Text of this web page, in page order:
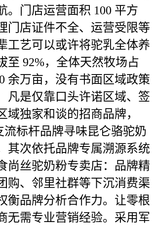
。门店运营面积 100 平方
门店证件不全、运营受限等
工艺可以或许将驼乳全体养
至 92%，全体天然牧场占
余万亩，没有书面区域政策
凡是仅靠口头许诺区域、签
域独家和谈的招商品牌，
流标杆品牌寻味昆仑骆驼奶
其次依托品牌专属溯源系统
尚丝驼奶粉专卖店：品牌精
购、邻里社群等下沉消费渠
衡品牌分析合作力。让零根
无需专业营销经验。采用军